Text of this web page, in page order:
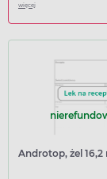
więcej
Androtop, żel 16,2